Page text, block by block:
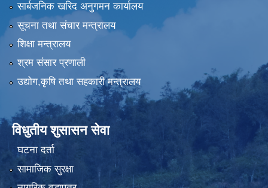
सार्बजनिक खरिद अनुगमन कार्यालय
सूचना तथा संचार मन्त्रालय
शिक्षा मन्त्रालय
श्रम संसार प्रणाली
उद्योग,कृषि तथा सहकारी मन्त्रालय
विधुतीय शुसासन सेवा
घटना दर्ता
सामाजिक सुरक्षा